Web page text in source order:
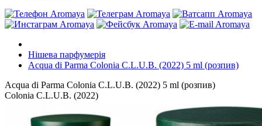
Нішева парфумерія
Acqua di Parma Colonia C.L.U.B. (2022) 5 ml (розпив)
Acqua di Parma Colonia C.L.U.B. (2022) 5 ml (розпив)
Colonia C.L.U.B. (2022)